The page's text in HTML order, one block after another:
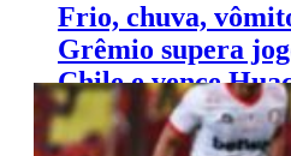
Frio, chuva,
Grêmio supera
Chile e vence
Libertadores